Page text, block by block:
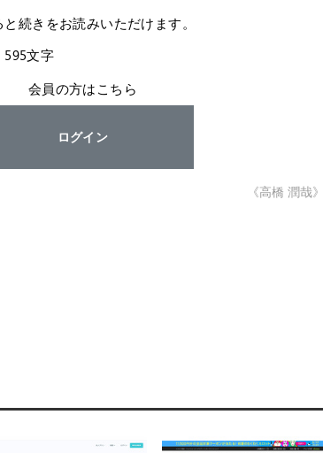
続きをお読みいただけます。
595文字
会員の方はこちら
ログイン
《高橋 潤哉》